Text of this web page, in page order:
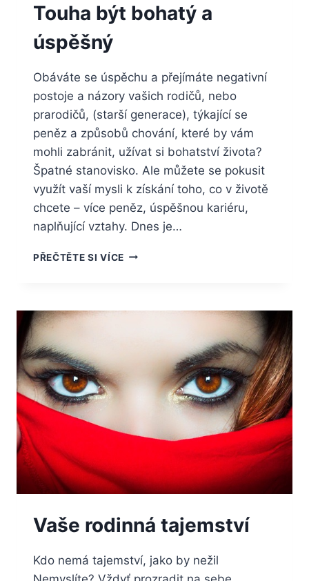
Touha být bohatý a
úspěšný
Obáváte se úspěchu a přejímáte negativní
postoje a názory vašich rodičů, nebo
prarodičů, (starší generace), týkající se
peněz a způsobů chování, které by vám
mohli zabránit, užívat si bohatství života?
Špatné stanovisko. Ale můžete se pokusit
využít vaší mysli k získání toho, co v životě
chcete – více peněz, úspěšnou kariéru,
naplňující vztahy. Dnes je…
PŘEČTĚTE SI VÍCETOUHA
ÚSPĚŠNÝ
Vaše rodinná tajemství
Kdo nemá tajemství, jako by nežil